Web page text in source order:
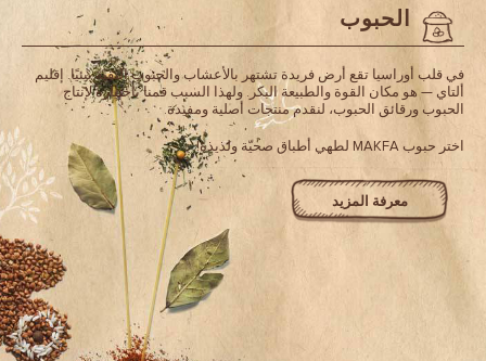
الحبوب
في قلب أوراسيا تقع أرض فريدة تشتهر بالأعشاب والحبوب النقية بيئيًا. إقليم
ألتاي — هو مكان القوة والطبيعة البكر. ولهذا السبب قمنا باختياره لإنتاج
الحبوب ورقائق الحبوب، لنقدم منتجات أصلية ومفيدة.
اختر حبوب MAKFA لطهي أطباق صحيّة ولذيذة!
معرفة المزيد